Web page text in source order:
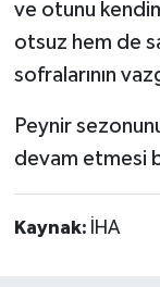
ve otunu
otsuz hem de
sofralarının
Peynir
devam etmesi
Kaynak: İHA